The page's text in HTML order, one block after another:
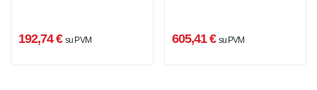
192,74 € su PVM 605,41 € su PVM